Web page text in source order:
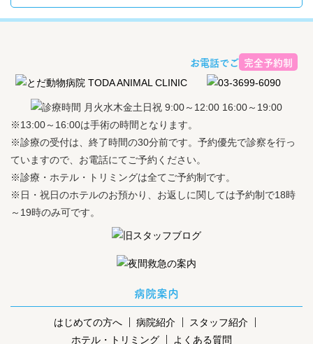
お電話でご予約ください
完全予約制
※13:00～16:00は手術の時間となります。
※診療の受付は、終了時間の30分前です。予約優先で診察を行っ
ていますので、お電話にてご予約ください。
※診療・ホテル・トリミングは全てご予約制です。
※日・祝日のホテルのお預かり、お返しに関しては予約制で18時
～19時のみ可です。
病院案内
はじめての方へ 病院紹介
スタッフ紹介
ホテル・トリミング
よくある質問